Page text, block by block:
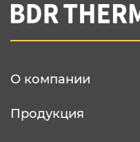
Вы соглашаетесь с
конфеденциальности
О компании
Продукция